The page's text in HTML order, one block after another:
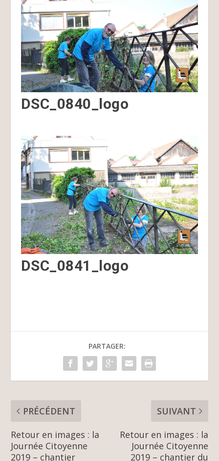
DSC_0840_logo
DSC_0841_logo
PARTAGER:
PRÉCÉDENT
Retour en images : la
Journée Citoyenne
2019 – chantier
SUIVANT
Retour en images : la
Journée Citoyenne
2019 – chantier du